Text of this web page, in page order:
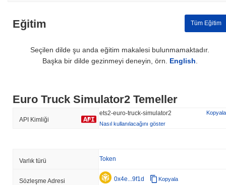
Eğitim Tüm Eğitim
Seçilen dilde şu anda eğitim makalesi bulunmamaktadır.
Başka bir dilde gezinmeyi deneyin, örn. English
Euro Truck Simulator2 Temeller
API Kimliği
ets2-euro-truck-simulator2
Kopyala
Nasıl kullanılacağını göster
Varlık türü Token
Sözleşme Adresi 0x4e...9f1d Kopyala